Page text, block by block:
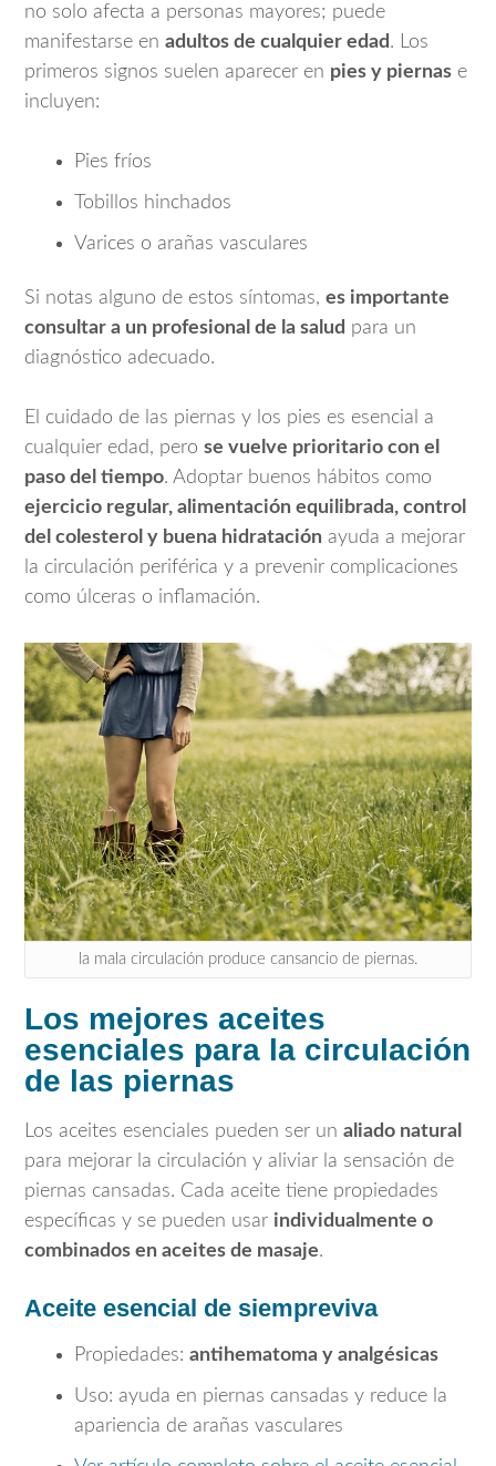
no solo afecta a personas mayores; puede
manifestarse en adultos de cualquier edad. Los
primeros signos suelen aparecer en pies y piernas e
incluyen:
Pies fríos
Tobillos hinchados
Varices o arañas vasculares
Si notas alguno de estos síntomas, es importante
consultar a un profesional de la salud para un
diagnóstico adecuado.
El cuidado de las piernas y los pies es esencial a
cualquier edad, pero se vuelve prioritario con el
paso del tiempo. Adoptar buenos hábitos como
ejercicio regular, alimentación equilibrada, control
del colesterol y buena hidratación ayuda a mejorar
la circulación periférica y a prevenir complicaciones
como úlceras o inflamación.
la mala circulación produce cansancio de piernas.
Los mejores aceites
esenciales para la circulación
de las piernas
Los aceites esenciales pueden ser un aliado natural
para mejorar la circulación y aliviar la sensación de
piernas cansadas. Cada aceite tiene propiedades
específicas y se pueden usar individualmente o
combinados en aceites de masaje.
Aceite esencial de siempreviva
Propiedades: antihematoma y analgésicas
Uso: ayuda en piernas cansadas y reduce la
apariencia de arañas vasculares